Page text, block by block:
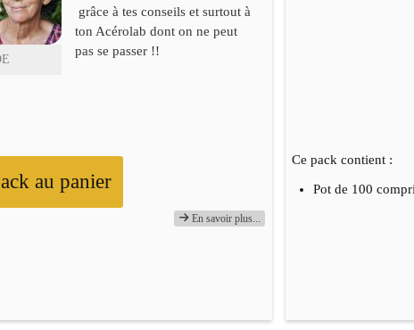
grâce à tes conseils et surtout à
ton Acérolab dont on ne peut
pas se passer !!
au panier
En savoir plus...
Ce pack contient :
Pot de 100